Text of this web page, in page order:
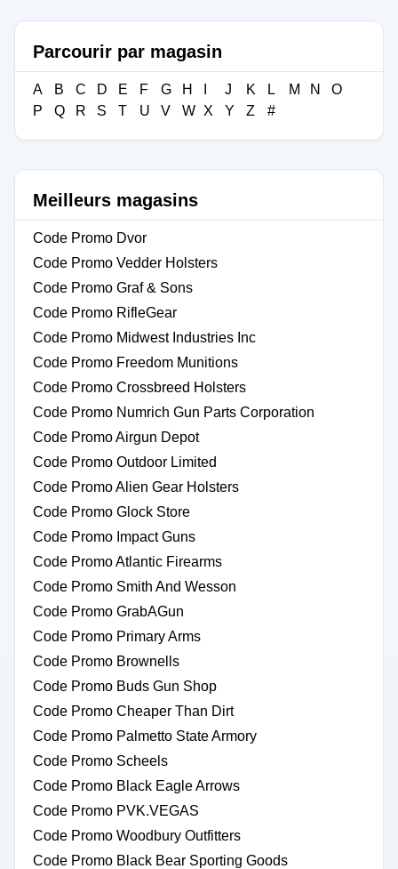
Parcourir par magasin
A B C D E F G H J K L M N
O
P
Q R S T U V W X Y Z #
Meilleurs magasins
Code Promo Dvor
Code Promo Vedder Holsters
Code Promo Graf & Sons
Code Promo RifleGear
Code Promo Midwest Industries Inc
Code Promo Freedom Munitions
Code Promo Crossbreed Holsters
Code Promo Numrich Gun Parts Corporation
Code Promo Airgun Depot
Code Promo Outdoor Limited
Code Promo Alien Gear Holsters
Code Promo Glock Store
Code Promo Impact Guns
Code Promo Atlantic Firearms
Code Promo Smith And Wesson
Code Promo GrabAGun
Code Promo Primary Arms
Code Promo Brownells
Code Promo Buds Gun Shop
Code Promo Cheaper Than Dirt
Code Promo Palmetto State Armory
Code Promo Scheels
Code Promo Black Eagle Arrows
Code Promo PVK.VEGAS
Code Promo Woodbury Outfitters
Code Promo Black Bear Sporting Goods